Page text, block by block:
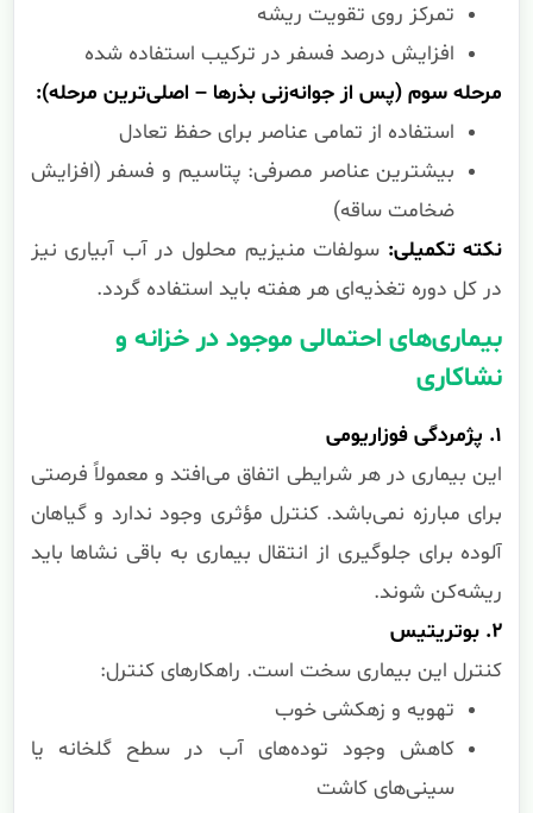
تمرکز روی تقویت ریشه
افزایش درصد فسفر در ترکیب استفاده شده
مرحله سوم (پس از جوانه‌زنی بذرها – اصلی‌ترین مرحله):
استفاده از تمامی عناصر برای حفظ تعادل
بیشترین عناصر مصرفی: پتاسیم و فسفر (افزایش
ضخامت ساقه)
نکته تکمیلی: سولفات منیزیم محلول در آب آبیاری نیز
در کل دوره تغذیه‌ای هر هفته باید استفاده گردد.
بیماری‌های احتمالی موجود در خزانه و
نشاکاری
۱. پژمردگی فوزاریومی
این بیماری در هر شرایطی اتفاق می‌افتد و معمولاً فرصتی
برای مبارزه نمی‌باشد. کنترل مؤثری وجود ندارد و گیاهان
آلوده برای جلوگیری از انتقال بیماری به باقی نشاها باید
ریشه‌کن شوند.
۲. بوتریتیس
کنترل این بیماری سخت است. راهکارهای کنترل:
تهویه و زهکشی خوب
کاهش وجود توده‌های آب در سطح گلخانه یا
سینی‌های کاشت